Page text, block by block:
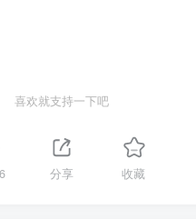
喜欢就支持一下吧
6 分享 收藏